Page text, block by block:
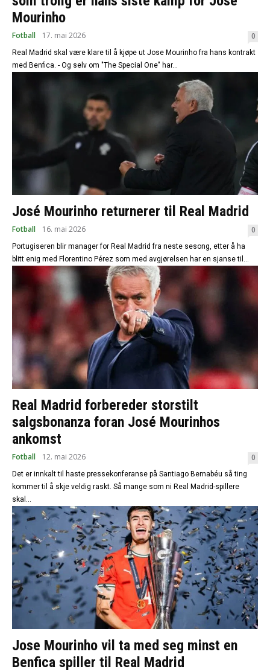
Mourinho
Fotball 17. mai 2026 0
Real Madrid skal være klare til å kjøpe ut Jose Mourinho fra hans kontrakt
med Benfica. - Og selv om "The Special One" har...
José Mourinho returnerer til Real Madrid
Fotball 16. mai 2026 0
Portugiseren blir manager for Real Madrid fra neste sesong, etter å ha
blitt enig med Florentino Pérez som med avgjørelsen har en sjanse til...
Real Madrid forbereder storstilt
salgsbonanza foran José Mourinhos
ankomst
Fotball 12. mai 2026 0
Det er innkalt til haste pressekonferanse på Santiago Bernabéu så ting
kommer til å skje veldig raskt. Så mange som ni Real Madrid-spillere
skal...
Jose Mourinho vil ta med seg minst en
Benfica spiller til Real Madrid